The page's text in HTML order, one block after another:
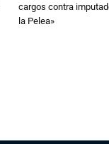
cargos contra
la Pelea»